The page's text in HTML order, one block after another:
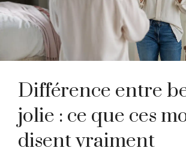
Différence entre
jolie : ce que ces
disent vraiment